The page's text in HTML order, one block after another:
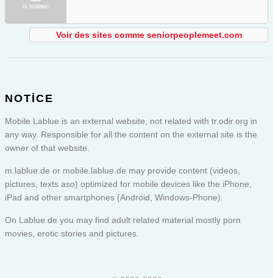
Voir des sites comme seniorpeoplemeet.com
NOTICE
Mobile Lablue is an external website, not related with tr.odir.org in
any way. Responsible for all the content on the external site is the
owner of that website.
m.lablue.de or mobile.lablue.de may provide content (videos,
pictures, texts aso) optimized for mobile devices like the iPhone,
iPad and other smartphones (Android, Windows-Phone).
On Lablue.de you may find adult related material mostly porn
movies, erotic stories and pictures.